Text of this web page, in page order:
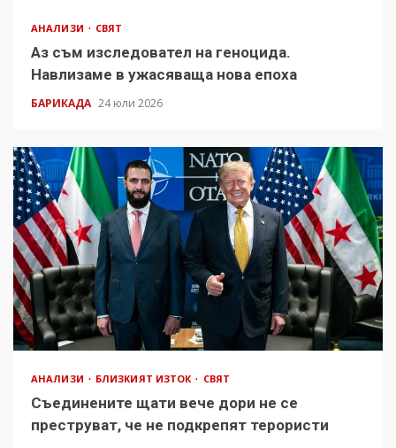
АНАЛИЗИ СВЯТ
Аз съм изследовател на геноцида.
Навлизаме в ужасяваща нова епоха
БАРИКАДА 24 юли 2026
АНАЛИЗИ БЛИЗКИЯТ ИЗТОК СВЯТ
Съединените щати вече дори не се
преструват, че не подкрепят терористи